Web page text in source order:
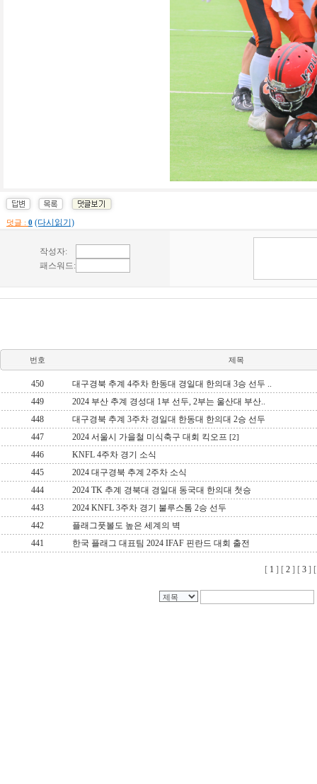
덧글 : 0 (다시읽기)
번호 제목
450
대구경북 추계 4주차 한동대 경일대 한의대 3승 선두 ..
449
2024 부산 추계 경성대 1부 선두, 2부는 울산대 부산..
448
대구경북 추계 3주차 경일대 한동대 한의대 2승 선두
447
2024 서울시 가을철 미식축구 대회 킥오프 [2]
446
KNFL 4주차 경기 소식
445
2024 대구경북 추계 2주차 소식
444
2024 TK 추계 경북대 경일대 동국대 한의대 첫승
443
2024 KNFL 3주차 경기 불루스톰 2승 선두
442
플래그풋볼도 높은 세계의 벽
441
한국 플래그 대표팀 2024 IFAF 핀란드 대회 출전
[ 1 ] [ 2] [ 3]